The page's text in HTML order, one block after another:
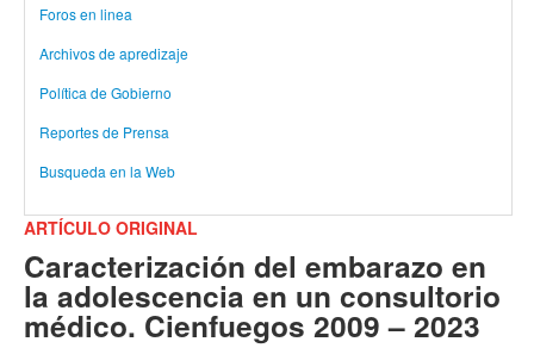
Foros en linea
Archivos de apredizaje
Política de Gobierno
Reportes de Prensa
Busqueda en la Web
ARTÍCULO ORIGINAL
Caracterización del embarazo en
la adolescencia en un consultorio
médico. Cienfuegos 2009 – 2023